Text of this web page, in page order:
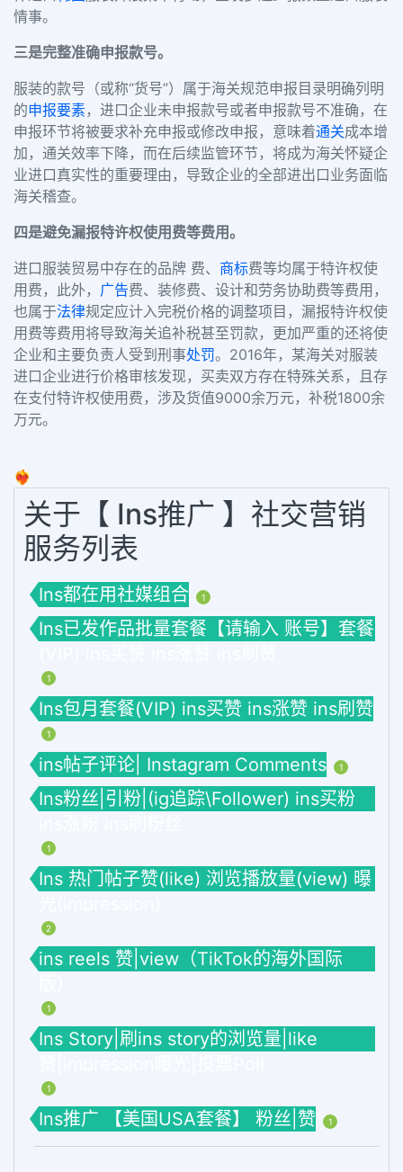
情事。
三是完整准确申报款号。
服装的款号（或称“货号”）属于海关规范申报目录明确列明
的申报要素，进口企业未申报款号或者申报款号不准确，在
申报环节将被要求补充申报或修改申报，意味着通关成本增
加，通关效率下降，而在后续监管环节，将成为海关怀疑企
业进口真实性的重要理由，导致企业的全部进出口业务面临
海关稽查。
四是避免漏报特许权使用费等费用。
进口服装贸易中存在的品牌 费、 商标费等均属于特许权使
用费，此外， 广告费、装修费、设计和劳务协助费等费用，
也属于法律规定应计入完税价格的调整项目，漏报特许权使
用费等费用将导致海关追补税甚至罚款，更加严重的还将使
企业和主要负责人受到刑事处罚。2016年，某海关对服装
进口企业进行价格审核发现，买卖双方存在特殊关系，且存
在支付特许权使用费，涉及货值9000余万元，补税1800余
万元。
❤️‍🔥
关于【 Ins推广 】社交营销
服务列表
Ins都在用社媒组合 1
Ins已发作品批量套餐【请输入 账号】套餐
1
Ins包月套餐(VIP) ins买赞 ins涨赞 ins刷赞
1
ins帖子评论| Instagram Comments 1
Ins粉丝|引粉|(ig追踪\Follower) ins买粉
1
Ins 热门帖子赞(like) 浏览播放量(view) 曝
2
ins reels 赞|view（TikTok的海外国际
1
Ins Story|刷ins story的浏览量|like
1
Ins推广 【美国USA套餐】 粉丝|赞 1